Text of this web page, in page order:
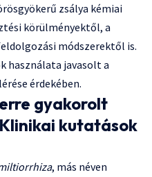
zsálya kémiai
körülményektől, a
módszerektől is.
használata javasolt a
érdekében.
gyakorolt
kutatások
, más néven